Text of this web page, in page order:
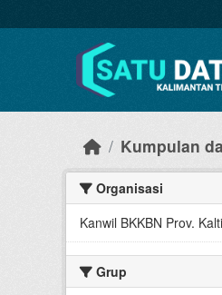
Kumpulan
Organisasi
Kanwil BKKBN Prov.
Grup